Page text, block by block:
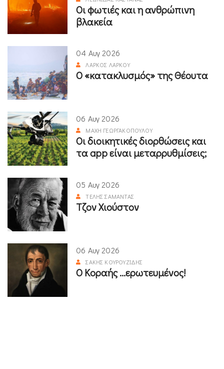
Οι φωτιές και η ανθρώπινη
βλακεία
04 Αυγ 2026
ΛΆΡΚΟΣ ΛΆΡΚΟΥ
Ο «κατακλυσμός» της Θέουτα
06 Αυγ 2026
ΜΆΧΗ ΓΕΩΡΓΑΚΟΠΟΎΛΟΥ
Οι διοικητικές διορθώσεις και
τα app είναι μεταρρυθμίσεις;
05 Αυγ 2026
ΤΈΛΗΣ ΣΑΜΑΝΤΆΣ
Τζον Χιούστον
06 Αυγ 2026
ΣΆΚΗΣ ΚΟΥΡΟΥΖΊΔΗΣ
Ο Κοραής ...ερωτευμένος!